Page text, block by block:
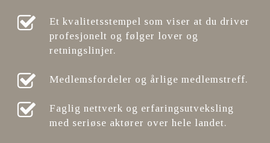
Et kvalitetsstempel som viser at du driver
profesjonelt og følger lover og
retningslinjer.
Medlemsfordeler og årlige medlemstreff.
Faglig nettverk og erfaringsutveksling
med seriøse aktører over hele landet.